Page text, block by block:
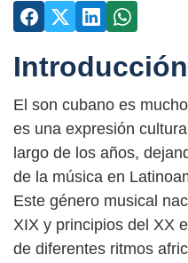
Introducción
El son cubano es
es una expresión
largo de los años,
de la música en
Este género musical
XIX y principios del XX
de diferentes ritmos